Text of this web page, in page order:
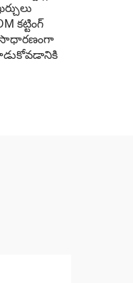
కట్టింగ్
సాధారణంగా